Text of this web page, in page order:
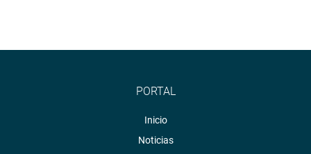
PORTAL
Inicio
Noticias